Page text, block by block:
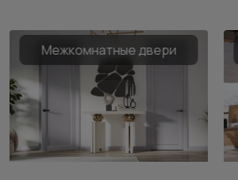
Межкомнатные двери